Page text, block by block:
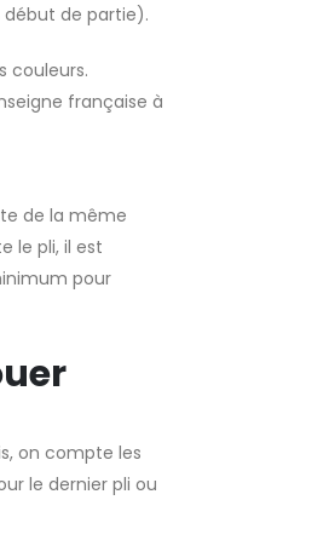
début de partie).
couleurs.
française à
de la même
le pli, il est
pour
on compte les
le dernier pli ou